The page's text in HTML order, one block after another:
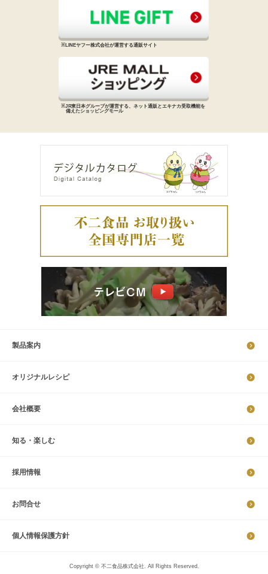
※LINEヤフー株式会社が運営する通販サイト
※JR東日本グループが運営する、 ネット通販とエキナカ受取機能を
備えたショッピングモール
製品案内
オリジナルレシピ
会社概要
知る・楽しむ
採​用​情​報
お問合せ
個​人​情​報​保​護​方​針​​​
Copyright © 不二食品株式会社. All Rights Reserved.